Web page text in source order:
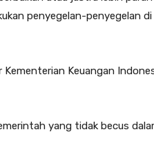
penyegelan-penyegelan
Keuangan
yang tidak becus